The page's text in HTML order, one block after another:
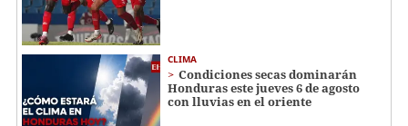
CLIMA
Condiciones secas dominarán
Honduras este jueves 6 de agosto
con lluvias en el oriente